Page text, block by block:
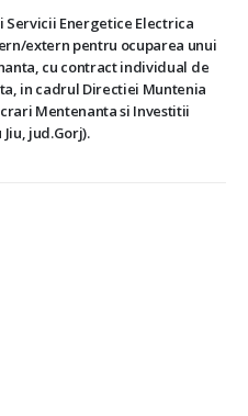
Energetice Electrica
extern pentru ocuparea unui
cu contract individual de
in cadrul Directiei Muntenia
Mentenanta si Investitii
jud.Gorj).